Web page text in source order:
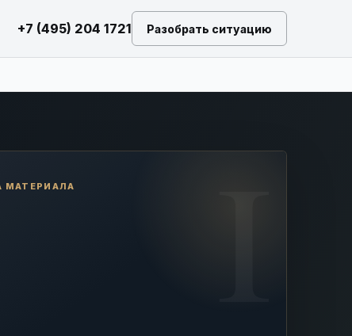
+7 (495) 204 1721 Разобрать ситуацию
МАТЕРИАЛА